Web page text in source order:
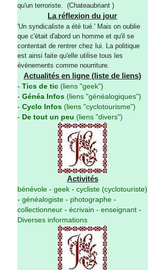
qu'un terroriste. (Chateaubriant )
La réflexion du jour
'Un syndicaliste a été tué.' Mais on oublie
que c'était d'abord un homme et qu'il se
contentait de rentrer chez lui. La politique
est ainsi faite qu'elle utilise tous les
évènements comme nourriture.
Actualités en ligne (liste de liens)
- Tics de tic(liens "geek")
- Généa Infos(liens "généalogiques")
- Cyclo Infos(liens "cyclotourisme")
- De tout un peu (liens "divers")
Activités
bénévole- geek- cycliste (cyclotouriste)
- généalogiste- photographe-
collectionneur- écrivain - enseignant-
Diverses informations